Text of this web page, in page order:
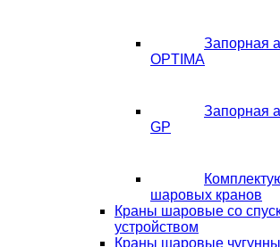
Запорная
OPTIMA
Запорная
GP
шаровых кранов
Краны шаровые со
устройством
Краны шаровые